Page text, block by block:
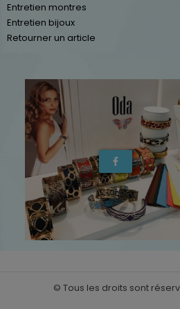
Entretien montres
Entretien bijoux
Retourner un article
© Tous les droits sont